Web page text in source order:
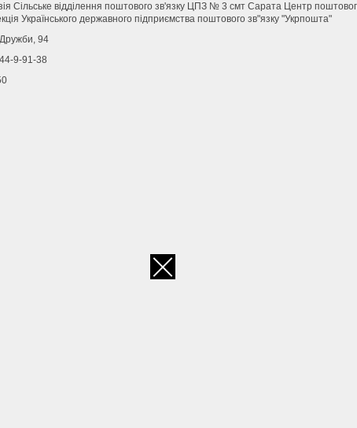
Сільське відділення поштового зв'язку ЦПЗ № 3 смт Сарата Центр
Українського державного підприємства поштового зв"язку "Укрпошта"
94
9-91-38